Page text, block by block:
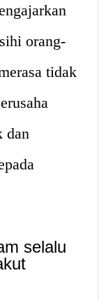
orang-
tidak
dan
selalu